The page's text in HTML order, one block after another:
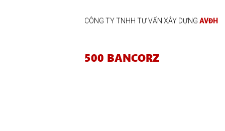
CÔNG TY TNHH TƯ VẤN XÂY DỰNG AVĐH
500 BANCORZ